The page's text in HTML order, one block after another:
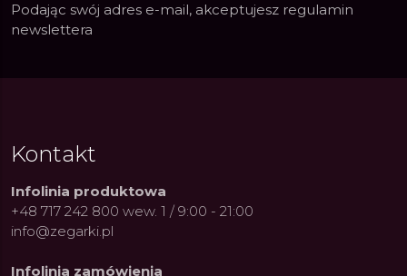
Podając swój adres e-mail, akceptujesz regulamin
newslettera
Kontakt
Infolinia produktowa
+48 717 242 800 wew. 1 / 9:00 - 21:00
info@zegarki.pl
Infolinia zamówienia